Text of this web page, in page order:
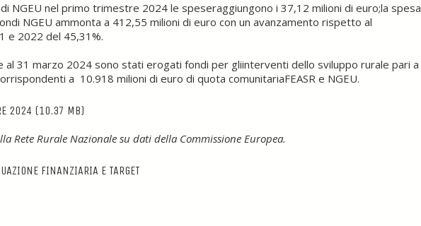
NGEU nel primo trimestre 2024 le speseraggiungono i 37,12 milioni di euro;la spesa
NGEU ammonta a 412,55 milioni di euro con un avanzamento rispetto al
e 2022 del 45,31%.
al 31 marzo 2024 sono stati erogati fondi per gliinterventi dello sviluppo rurale pari a
a 10.918 milioni di euro di quota comunitariaFEASR e NGEU.
2024 (10.37 MB)
Rete Rurale Nazionale su dati della Commissione Europea.
FINANZIARIA E TARGET